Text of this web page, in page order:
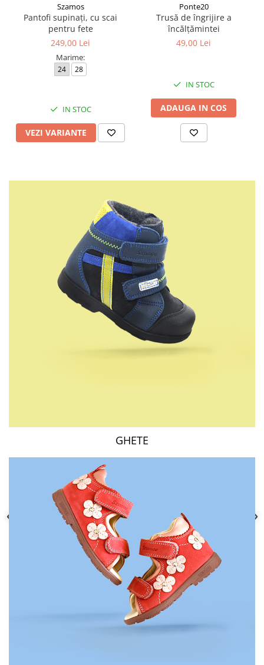
Szamos
Pantofi supinați, cu scai
pentru fete
249,00 Lei
Marime:
24 28
IN STOC
VEZI VARIANTE
Ponte20
Trusă de îngrijire a
încălțămintei
49,00 Lei
IN STOC
ADAUGA IN COS
GHETE